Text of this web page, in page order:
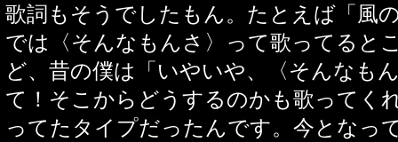
歌詞もそうでしたもん。たとえば「風
では〈そんなもんさ〉って歌ってると
ど、昔の僕は「いやいや、〈そんなも
て！そこからどうするのかも歌ってく
ってたタイプだったんです。今となっ